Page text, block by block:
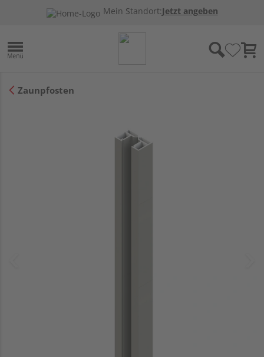
Mein Standort:Jetzt angeben
Zaunpfosten